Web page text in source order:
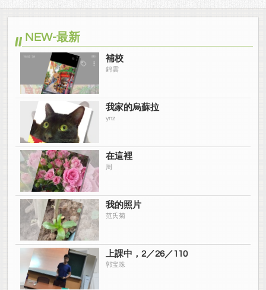
NEW-最新
補校
錦雲
我家的烏蘇拉
ynz
在這裡
周
我的照片
范氏菊
上課中，2／26／110
郭宝珠